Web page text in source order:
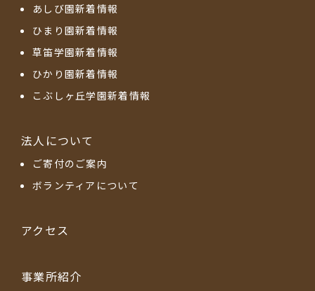
あしび園新着情報
ひまり園新着情報
草笛学園新着情報
ひかり園新着情報
こぶしヶ丘学園新着情報
法人について
ご寄付のご案内
ボランティアについて
アクセス
事業所紹介